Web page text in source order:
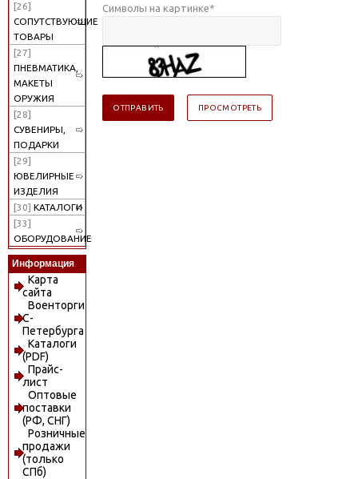
[26]
СОПУТСТВУЮЩИЕ
ТОВАРЫ
[27]
ПНЕВМАТИКА,
МАКЕТЫ
ОРУЖИЯ
[28]
СУВЕНИРЫ,
ПОДАРКИ
[29]
ЮВЕЛИРНЫЕ
ИЗДЕЛИЯ
[30] КАТАЛОГИ
[33]
ОБОРУДОВАНИЕ
Информация
Карта
сайта
Военторги
С-
Петербурга
Каталоги
(PDF)
Прайс-
лист
Оптовые
поставки
(РФ, СНГ)
Розничные
продажи
(только
СПб)
Символы на картинке*